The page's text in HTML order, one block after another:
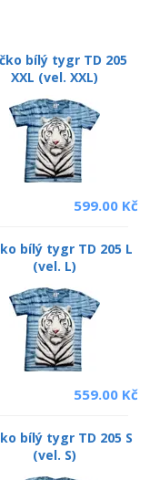
bílý tygr TD 205
XXL (vel. XXL)
599.00 Kč
bílý tygr TD 205 L
(vel. L)
559.00 Kč
bílý tygr TD 205 S
(vel. S)